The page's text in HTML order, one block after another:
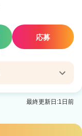
応募
最終更新日:1日前